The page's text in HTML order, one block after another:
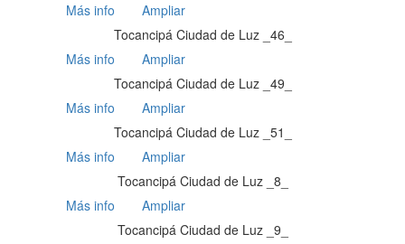
Más info
Ampliar
Tocancipá Ciudad de Luz _46_
Más info
Ampliar
Tocancipá Ciudad de Luz _49_
Más info
Ampliar
Tocancipá Ciudad de Luz _51_
Más info
Ampliar
Tocancipá Ciudad de Luz _8_
Más info
Ampliar
Tocancipá Ciudad de Luz _9_